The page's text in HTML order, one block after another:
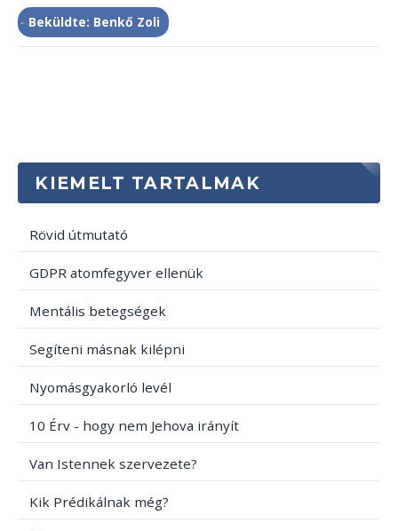
- Beküldte: Benkő Zoli
KIEMELT TARTALMAK
Rövid útmutató
GDPR atomfegyver ellenük
Mentális betegségek
Segíteni másnak kilépni
Nyomásgyakorló levél
10 Érv - hogy nem Jehova irányít
Van Istennek szervezete?
Kik Prédikálnak még?